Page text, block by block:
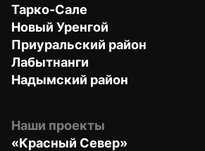
Тарко-Сале
Новый Уренгой
Приуральский район
Лабытнанги
Надымский район
Наши проекты
«Красный Север»